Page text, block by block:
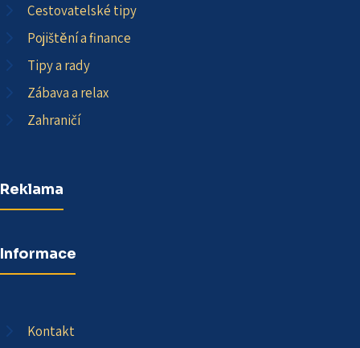
Cestovatelské tipy
Pojištění a finance
Tipy a rady
Zábava a relax
Zahraničí
Reklama
Informace
Kontakt